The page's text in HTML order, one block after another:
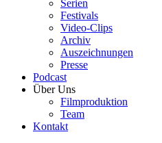
Serien
Festivals
Video-Clips
Archiv
Auszeichnungen
Presse
Podcast
Über Uns
Filmproduktion
Team
Kontakt